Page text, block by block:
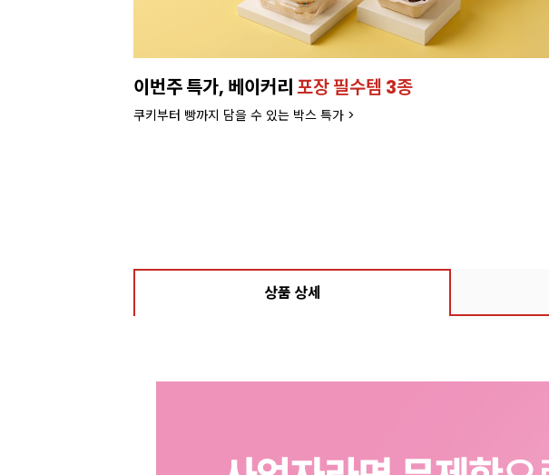
이번주 특가, 베이커리포장 필수템 3종
쿠키부터 빵까지 담을 수 있는 박스 특가 >
상품 상세